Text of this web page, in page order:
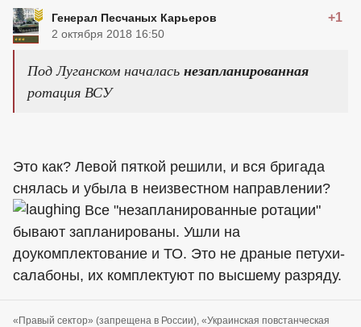
Генерал Песчаных Карьеров +1
2 октября 2018 16:50
Под Луганском началась незапланированная
ротация ВСУ
Это как? Левой пяткой решили, и вся бригада
снялась и убыла в неизвестном направлении?
Все "незапланированные ротации"
бывают запланированы. Ушли на
доукомплектование и ТО. Это не драные петухи-
салабоны, их комплектуют по высшему разряду.
«Правый сектор» (запрещена в России), «Украинская повстанческая